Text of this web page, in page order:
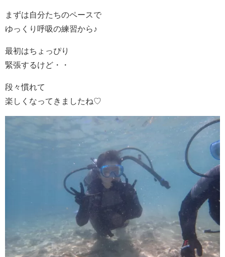
まずは自分たちのペースで
ゆっくり呼吸の練習から♪
最初はちょっぴり
緊張するけど・・
段々慣れて
楽しくなってきましたね♡